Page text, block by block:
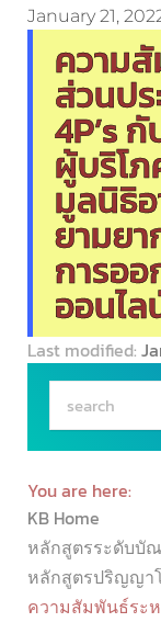
January 21,
ความ
ส่วนป
4P’s
ผู้บริโ
มูลนิธิ
ยามยา
การออ
ออนไล
Last modified:
You are here:
KB Home
หลักสูตรระดับบั
หลักสูตรปริญญาโ
ความสัมพันธ์ระห